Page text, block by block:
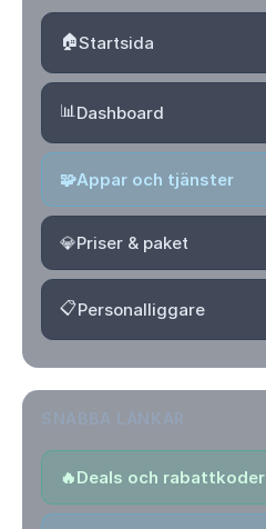
🏠Startsida
📊Dashboard
🧩Appar och tjänster
💎Priser & paket
📋Personalliggare
🔥Deals och rabattkoder